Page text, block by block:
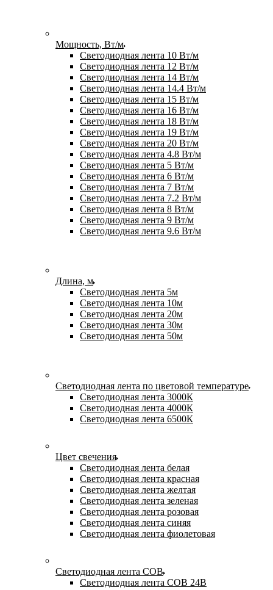
Мощность, Вт/м
Светодиодная лента 10 Вт/м
Светодиодная лента 12 Вт/м
Светодиодная лента 14 Вт/м
Светодиодная лента 14.4 Вт/м
Светодиодная лента 15 Вт/м
Светодиодная лента 16 Вт/м
Светодиодная лента 18 Вт/м
Светодиодная лента 19 Вт/м
Светодиодная лента 20 Вт/м
Светодиодная лента 4.8 Вт/м
Светодиодная лента 5 Вт/м
Светодиодная лента 6 Вт/м
Светодиодная лента 7 Вт/м
Светодиодная лента 7.2 Вт/м
Светодиодная лента 8 Вт/м
Светодиодная лента 9 Вт/м
Светодиодная лента 9.6 Вт/м
Длина, м
Светодиодная лента 5м
Светодиодная лента 10м
Светодиодная лента 20м
Светодиодная лента 30м
Светодиодная лента 50м
Светодиодная лента по цветовой температуре
Светодиодная лента 3000К
Светодиодная лента 4000К
Светодиодная лента 6500К
Цвет свечения
Светодиодная лента белая
Светодиодная лента красная
Светодиодная лента желтая
Светодиодная лента зеленая
Светодиодная лента розовая
Светодиодная лента синяя
Светодиодная лента фиолетовая
Светодиодная лента COB
Светодиодная лента COB 24В